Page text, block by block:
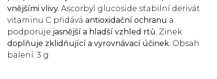
vnějšími vlivy. Ascorbyl glucoside stabilní derivát
vitaminu C přidává antioxidační ochranu a
podporuje jasnější a hladší vzhled rtů. Zinek
doplňuje zklidňující a vyrovnávací účinek. Obsah
balení: 3 g